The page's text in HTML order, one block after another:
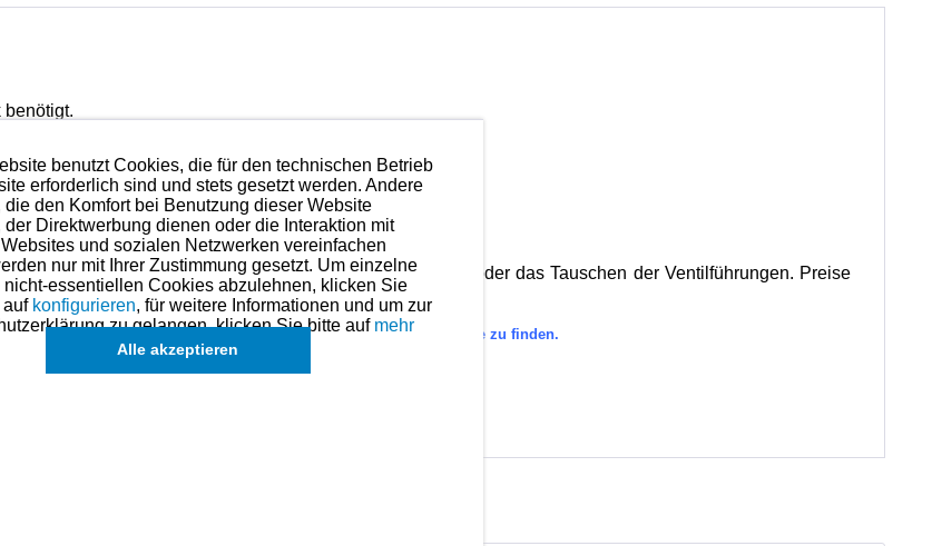
benötigt.
bedenkenlos verbaut werden.
nehmen. Wie zum Beistpiel das Fräsen der Ventilsitze oder das Tauschen der Ventilführungen. Preise
Sie diese an.
Modell sind (falls vorhanden) in der übergeordneten Kategorie zu finden.
benutzt Cookies, die für den technischen Betrieb
erforderlich sind und stets gesetzt werden. Andere
die den Komfort bei Benutzung dieser Website
der Direktwerbung dienen oder die Interaktion mit
und sozialen Netzwerken vereinfachen
nur mit Ihrer Zustimmung gesetzt. Um einzelne
nicht-essentiellen Cookies abzulehnen, klicken Sie
auf konfigurieren, für weitere Informationen und um zur
zu gelangen, klicken Sie bitte auf mehr
Alle akzeptieren